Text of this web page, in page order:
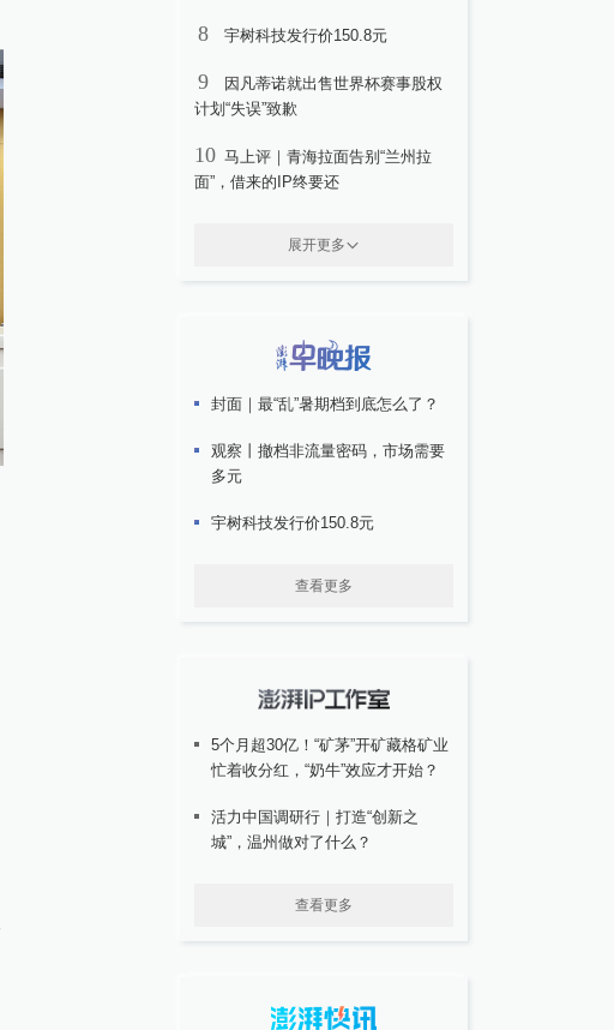
8 宇树科技发行价150.8元
9
因凡蒂诺就出售世界杯赛事股权
计划“失误”致歉
10 马上评｜青海拉面告别“兰州拉
面”，借来的IP终要还
展开更多
封面｜最“乱”暑期档到底怎么了？
观察丨撤档非流量密码，市场需要
多元
宇树科技发行价150.8元
查看更多
5个月超30亿！“矿茅”开矿藏格矿业
忙着收分红，“奶牛”效应才开始？
活力中国调研行｜打造“创新之
城”，温州做对了什么？
查看更多